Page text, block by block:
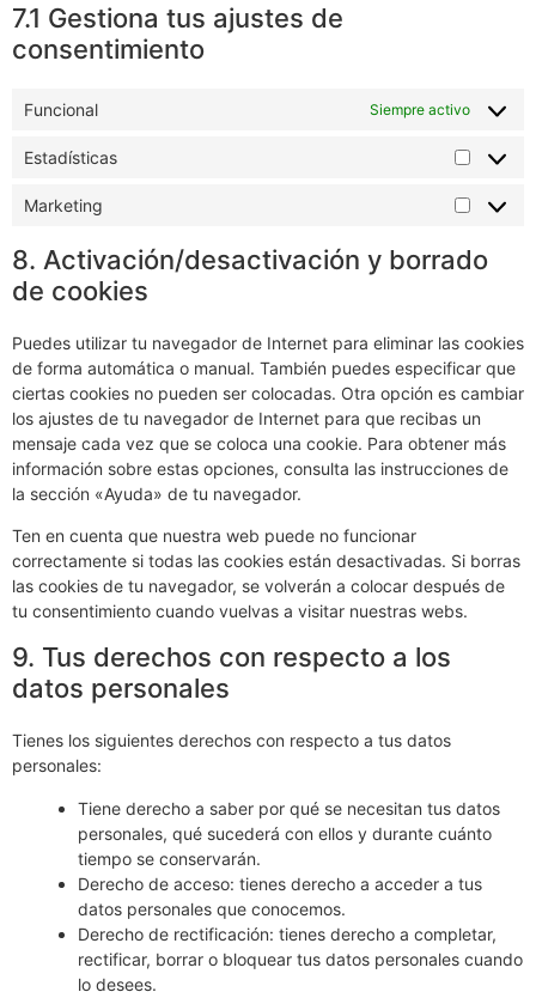
7.1 Gestiona tus ajustes de
consentimiento
Funcional Siempre activo
Estadísticas
Marketing
8. Activación/desactivación y borrado
de cookies
Puedes utilizar tu navegador de Internet para eliminar las cookies
de forma automática o manual. También puedes especificar que
ciertas cookies no pueden ser colocadas. Otra opción es cambiar
los ajustes de tu navegador de Internet para que recibas un
mensaje cada vez que se coloca una cookie. Para obtener más
información sobre estas opciones, consulta las instrucciones de
la sección «Ayuda» de tu navegador.
Ten en cuenta que nuestra web puede no funcionar
correctamente si todas las cookies están desactivadas. Si borras
las cookies de tu navegador, se volverán a colocar después de
tu consentimiento cuando vuelvas a visitar nuestras webs.
9. Tus derechos con respecto a los
datos personales
Tienes los siguientes derechos con respecto a tus datos
personales:
Tiene derecho a saber por qué se necesitan tus datos
personales, qué sucederá con ellos y durante cuánto
tiempo se conservarán.
Derecho de acceso: tienes derecho a acceder a tus
datos personales que conocemos.
Derecho de rectificación: tienes derecho a completar,
rectificar, borrar o bloquear tus datos personales cuando
lo desees.